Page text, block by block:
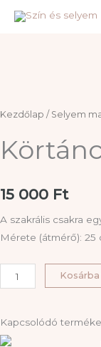
Kezdőlap / Selyem
15 000 Ft
A szakrális csakra
Mérete (átmérő): 25
Körtánc
selyemmandala
Kapcsolódó